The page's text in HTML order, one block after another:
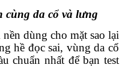
cùng da cổ và lưng
dùng cho mặt sao lại
hề đọc sai, vùng da cổ
chuẩn nhất để bạn test